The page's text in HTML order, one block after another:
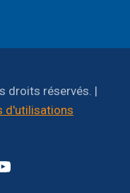
droits réservés. |
d'utilisations